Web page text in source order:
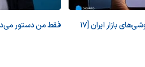
قیمت روز پرفروش‌ترین گوشی‌های بازار ایران [17
فقط من دستور